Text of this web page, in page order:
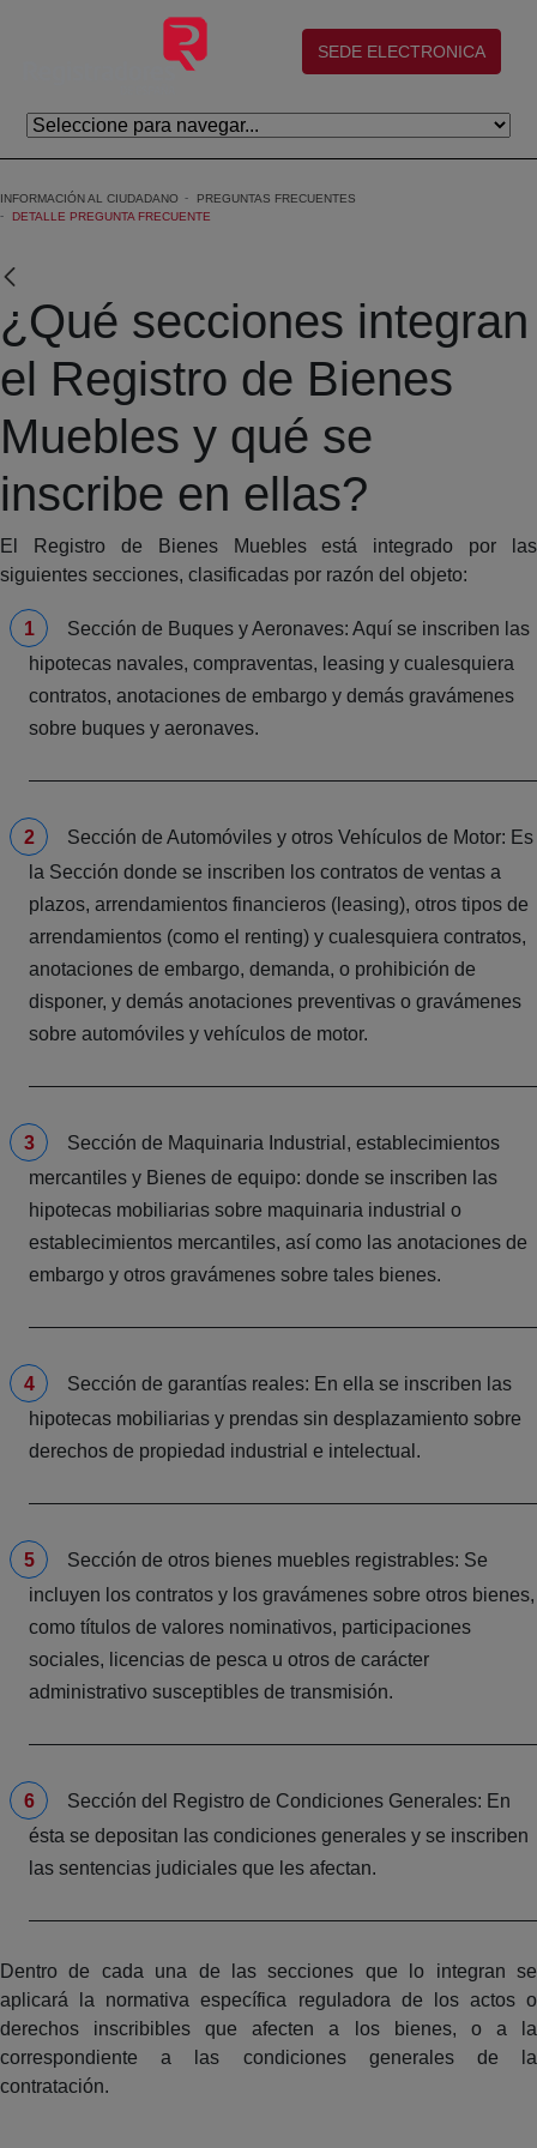
Skip to Main Content
(abre en nueva ventana)
SEDE ELECTRONICA
INFORMACIÓN AL CIUDADANO
PREGUNTAS FRECUENTES
DETALLE PREGUNTA FRECUENTE
¿Qué secciones integran
el Registro de Bienes
Muebles y qué se
inscribe en ellas?
El Registro de Bienes Muebles está integrado por las
siguientes secciones, clasificadas por razón del objeto:
Sección de Buques y Aeronaves: Aquí se inscriben las
hipotecas navales, compraventas, leasing y cualesquiera
contratos, anotaciones de embargo y demás gravámenes
sobre buques y aeronaves.
Sección de Automóviles y otros Vehículos de Motor: Es
la Sección donde se inscriben los contratos de ventas a
plazos, arrendamientos financieros (leasing), otros tipos de
arrendamientos (como el renting) y cualesquiera contratos,
anotaciones de embargo, demanda, o prohibición de
disponer, y demás anotaciones preventivas o gravámenes
sobre automóviles y vehículos de motor.
Sección de Maquinaria Industrial, establecimientos
mercantiles y Bienes de equipo: donde se inscriben las
hipotecas mobiliarias sobre maquinaria industrial o
establecimientos mercantiles, así como las anotaciones de
embargo y otros gravámenes sobre tales bienes.
Sección de garantías reales: En ella se inscriben las
hipotecas mobiliarias y prendas sin desplazamiento sobre
derechos de propiedad industrial e intelectual.
Sección de otros bienes muebles registrables: Se
incluyen los contratos y los gravámenes sobre otros bienes,
como títulos de valores nominativos, participaciones
sociales, licencias de pesca u otros de carácter
administrativo susceptibles de transmisión.
Sección del Registro de Condiciones Generales: En
ésta se depositan las condiciones generales y se inscriben
las sentencias judiciales que les afectan.
Dentro de cada una de las secciones que lo integran se
aplicará la normativa específica reguladora de los actos o
derechos inscribibles que afecten a los bienes, o a la
correspondiente a las condiciones generales de la
contratación.